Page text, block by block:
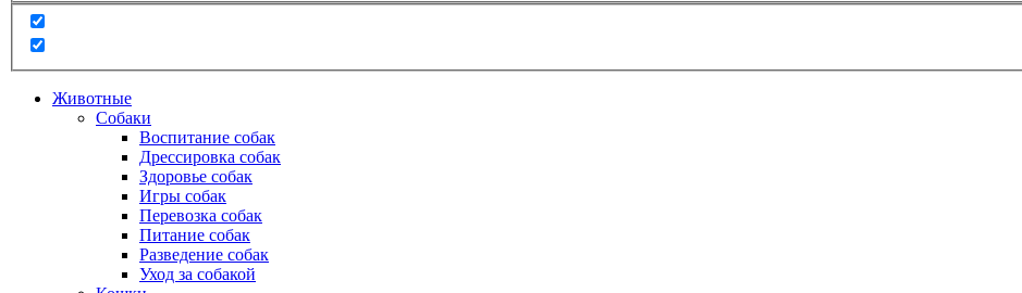
Животные
Собаки
Воспитание собак
Дрессировка собак
Здоровье собак
Игры собак
Перевозка собак
Питание собак
Разведение собак
Уход за собакой